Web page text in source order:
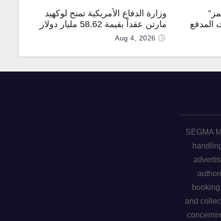
المدفع
وزارة الدفاع الأمريكية تمنح لوكهيد
مارتن عقداً بقيمة 58.62 مليار دولار
Aug 4, 2026
SEGMA
and